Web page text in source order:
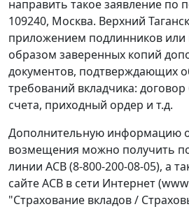
направить такое заявление по
109240, Москва. Верхний
приложением подлинников
образом заверенных копий
документов, подтверждающих
требований вкладчика:
счета, приходный ордер и т.д.
Дополнительную информацию
возмещения можно получить
линии АСВ (8-800-200-08-05), а
сайте АСВ в сети Интернет
"Страхование вкладов /